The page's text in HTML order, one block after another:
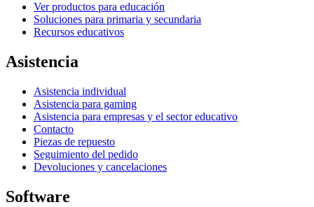
Ver productos para educación
Soluciones para primaria y secundaria
Recursos educativos
Asistencia
Asistencia individual
Asistencia para gaming
Asistencia para empresas y el sector educativo
Contacto
Piezas de repuesto
Seguimiento del pedido
Devoluciones y cancelaciones
Software